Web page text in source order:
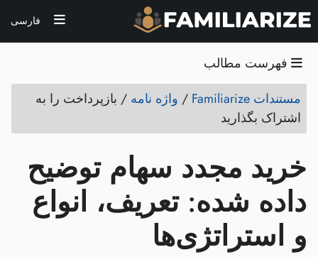
فارسی
فهرست مطالب
مستندات Familiarize
/ واژه نامه / بازپرداخت را به
اشتراک بگذارید
خرید مجدد سهام توضیح
داده شده: تعریف، انواع
و استراتژی‌ها